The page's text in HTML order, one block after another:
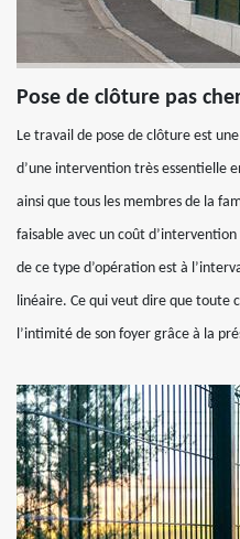
Pose de clôture pas
Le travail de pose de clôture est
d’une intervention très essentielle
ainsi que tous les membres de la
faisable avec un coût
de ce type d’opération est à
linéaire. Ce qui veut dire que toute
l’intimité de son foyer grâce à la